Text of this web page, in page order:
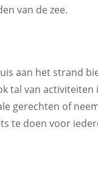
van de zee.
aan het strand
tal van
gerechten of
te doen voor